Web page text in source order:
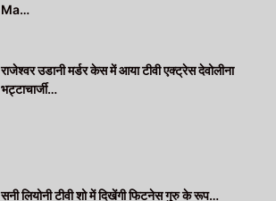
Ma…
राजेश्वर उडानी मर्डर केस में आया टीवी एक्ट्रेस देवोलीना
भट्टाचार्जी…
सनी लियोनी टीवी शो में दिखेंगी फिटनेस गुरु के रूप…